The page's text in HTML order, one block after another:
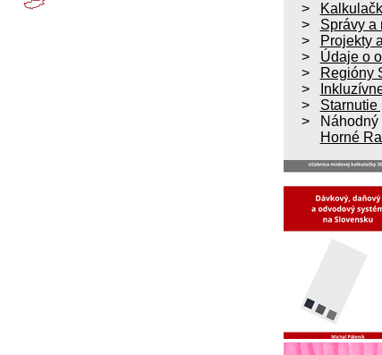
Správy a
Projekty
Údaje o
Regióny
Starnutie
Náhodný
Horné